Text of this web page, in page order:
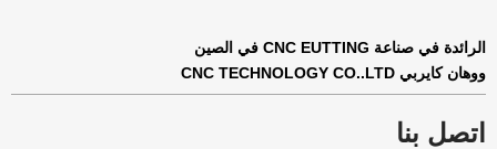
الرائدة في صناعة CNC EUTTING في الصين
ووهان كايربي CNC TECHNOLOGY CO..LTD
اتصل بنا